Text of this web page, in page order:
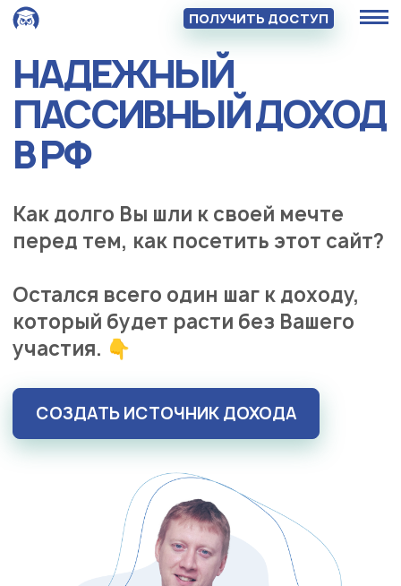
ПОЛУЧИТЬ ДОСТУП
НАДЕЖНЫЙ
ПАССИВНЫЙ ДОХОД
В РФ
Как долго Вы шли к своей мечте
перед тем, как посетить этот сайт?
Остался всего один шаг к доходу,
который будет расти без Вашего
участия. 👇
СОЗДАТЬ ИСТОЧНИК ДОХОДА